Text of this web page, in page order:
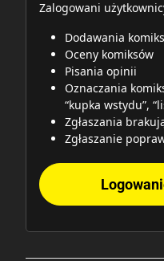
Zalogowani
Dodawania
Oceny komiksów
Pisania opinii
Oznaczania
“kupka wstydu”,
Zgłaszania
Zgłaszanie